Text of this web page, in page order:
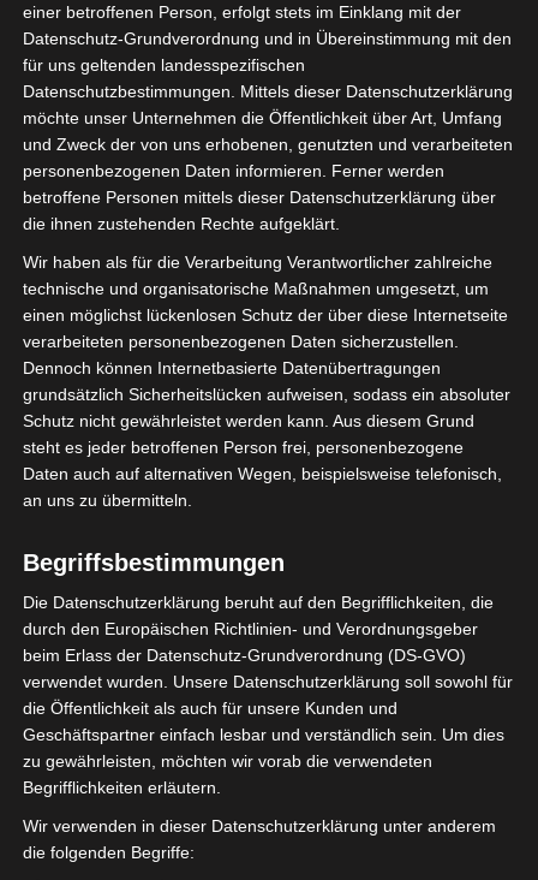
Sie befinden sich hier:Startseite»Baâth sportif de
Bou Hajla (BSB) – El Makarem de Mahdia (EMM)
16 Feb. 2026 -
14:00
Meisterschaft Tunesien 2025/2026 - Ligue 2
- Ligue 2 - Gruppe A| Spieltag 17
Halbzeit: -
Baâth sportif de
Bou Hajla (BSB) 0
El Makarem de
Mahdia (EMM) 0
ENDERGEBNIS
Stade Municipal Bouhajla
einer betroffenen Person, erfolgt stets im Einklang mit der
Datenschutz-Grundverordnung und in Übereinstimmung mit den
für uns geltenden landesspezifischen
Datenschutzbestimmungen. Mittels dieser Datenschutzerklärung
möchte unser Unternehmen die Öffentlichkeit über Art, Umfang
und Zweck der von uns erhobenen, genutzten und verarbeiteten
personenbezogenen Daten informieren. Ferner werden
betroffene Personen mittels dieser Datenschutzerklärung über
die ihnen zustehenden Rechte aufgeklärt.
Wir haben als für die Verarbeitung Verantwortlicher zahlreiche
technische und organisatorische Maßnahmen umgesetzt, um
einen möglichst lückenlosen Schutz der über diese Internetseite
verarbeiteten personenbezogenen Daten sicherzustellen.
Dennoch können Internetbasierte Datenübertragungen
grundsätzlich Sicherheitslücken aufweisen, sodass ein absoluter
Schutz nicht gewährleistet werden kann. Aus diesem Grund
steht es jeder betroffenen Person frei, personenbezogene
Daten auch auf alternativen Wegen, beispielsweise telefonisch,
an uns zu übermitteln.
Begriffsbestimmungen
Die Datenschutzerklärung beruht auf den Begrifflichkeiten, die
durch den Europäischen Richtlinien- und Verordnungsgeber
beim Erlass der Datenschutz-Grundverordnung (DS-GVO)
verwendet wurden. Unsere Datenschutzerklärung soll sowohl für
die Öffentlichkeit als auch für unsere Kunden und
Geschäftspartner einfach lesbar und verständlich sein. Um dies
zu gewährleisten, möchten wir vorab die verwendeten
Begrifflichkeiten erläutern.
Wir verwenden in dieser Datenschutzerklärung unter anderem
die folgenden Begriffe: